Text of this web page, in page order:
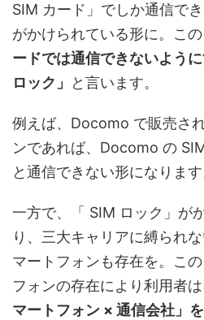
SIM カード」でしか通信で
がかけられている形に。こ
ードでは通信できないよう
ロック」
と言います。
例えば、Docomo で販売さ
ンであれば、Docomo の
と通信できない形になります
一方で、「 SIM ロック」が
り、三大キャリアに縛られ
マートフォンも存在を。こ
フォンの存在により利用者は
マートフォン × 通信会社」